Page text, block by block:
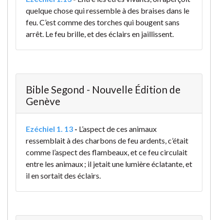
quelque chose qui ressemble à des braises dans le
feu. C’est comme des torches qui bougent sans
arrêt. Le feu brille, et des éclairs en jaillissent.
Bible Segond - Nouvelle Édition de
Genève
Ezéchiel 1. 13 - L’aspect de ces animaux
ressemblait à des charbons de feu ardents, c’était
comme l’aspect des flambeaux, et ce feu circulait
entre les animaux ; il jetait une lumière éclatante, et
il en sortait des éclairs.